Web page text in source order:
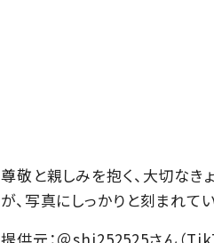
尊敬と親しみを抱く、大切なき
が、写真にしっかりと刻まれて